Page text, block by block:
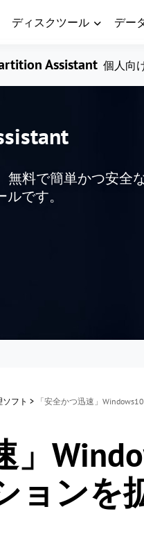
ディスクツール デー
Assistant 個人向
料で簡単かつ安全
です。
フト > 「安全かつ迅速」
」
ョンを